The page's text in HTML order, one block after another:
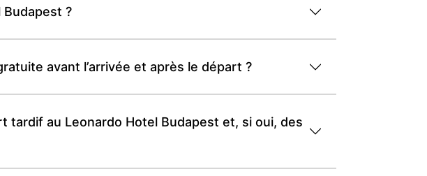
Budapest ?
avant l’arrivée et après le départ ?
au Leonardo Hotel Budapest et, si oui, des